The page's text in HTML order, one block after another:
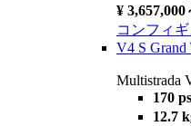
¥ 3,657,000
コンフィ
V4 S Grand
Multistrada
170 ps
12.7